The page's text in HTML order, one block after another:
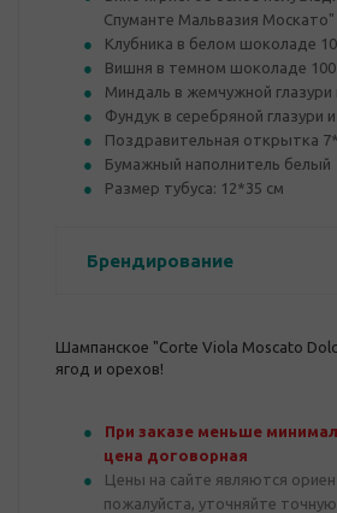
Спуманте Мальвазия Москато"
Клубника в белом шоколаде
Вишня в темном шоколаде 100
Миндаль в жемчужной глазури
Фундук в серебряной глазури
Поздравительная открытка
Бумажный наполнитель белый
Размер тубуса: 12*35 см
Брендирование
Шампанское "Corte Viola Moscato
ягод и орехов!
При заказе меньше
цена договорная
Цены на сайте являются
пожалуйста, уточняйте